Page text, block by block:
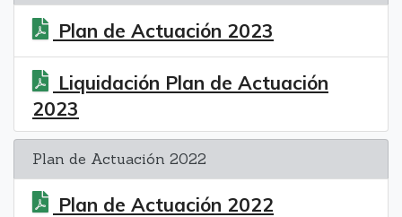
Plan de Actuación 2023
Liquidación Plan de Actuación
2023
Plan de Actuación 2022
Plan de Actuación 2022